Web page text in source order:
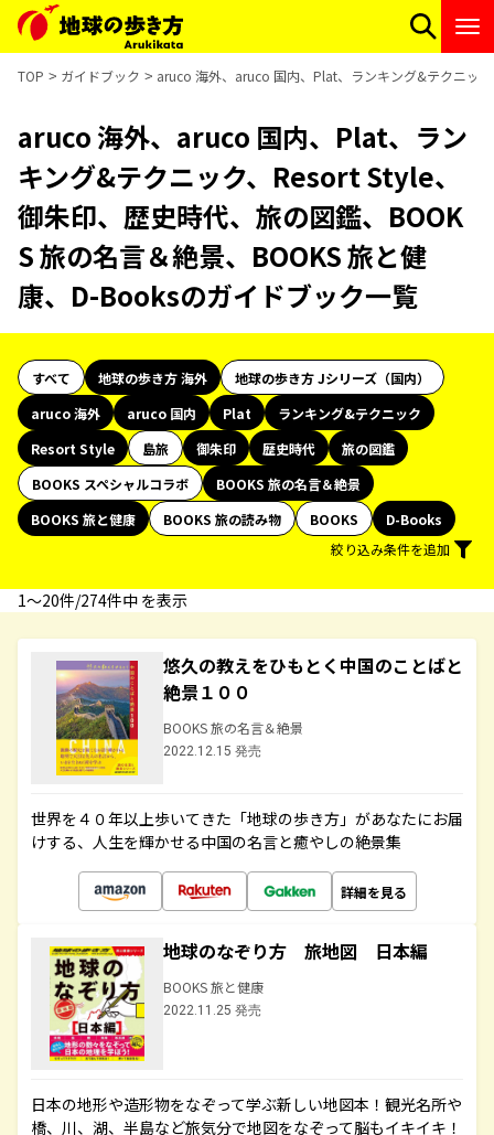
TOP ガイドブック aruco 海外、aruco 国内、Plat、ランキング&テクニッ
aruco 海外、aruco 国内、Plat、ラン
キング&テクニック、Resort Style、
御朱印、歴史時代、旅の図鑑、BOOK
S 旅の名言＆絶景、BOOKS 旅と健
康、D-Booksのガイドブック一覧
すべて 地球の歩き方 海外
地球の歩き方 Jシリーズ（国内）
aruco 海外
aruco 国内 Plat
ランキング&テクニック
Resort Style
島旅 御朱印 歴史時代
旅の図鑑
BOOKS スペシャルコラボ
BOOKS 旅の名言＆絶景
BOOKS 旅と健康
BOOKS 旅の読み物 BOOKS
D-Books
絞り込み条件を追加
1〜20件/274件中 を表示
悠久の教えをひもとく中国のことばと
絶景１００
BOOKS 旅の名言＆絶景
2022.12.15 発売
世界を４０年以上歩いてきた「地球の歩き方」があなたにお届
けする、人生を輝かせる中国の名言と癒やしの絶景集
詳細を見る
地球のなぞり方 旅地図 日本編
BOOKS 旅と健康
2022.11.25 発売
日本の地形や造形物をなぞって学ぶ新しい地図本！観光名所や
橋、川、湖、半島など旅気分で地図をなぞって脳もイキイキ！